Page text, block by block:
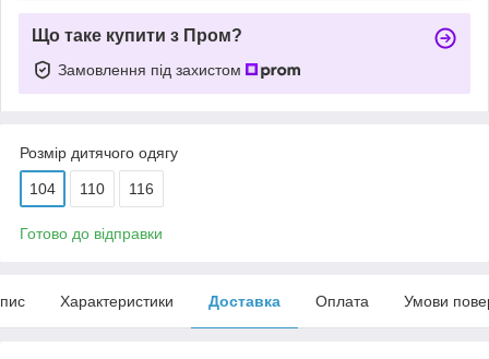
Що таке купити з Пром?
Замовлення під захистом
Розмір дитячого одягу
104 110 116
Готово до відправки
Характеристики Доставка Оплата Умови